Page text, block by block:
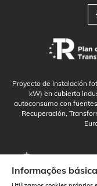
Proyecto de Instalación
kW) en cubierta
autoconsumo con
Recuperación,
Informações